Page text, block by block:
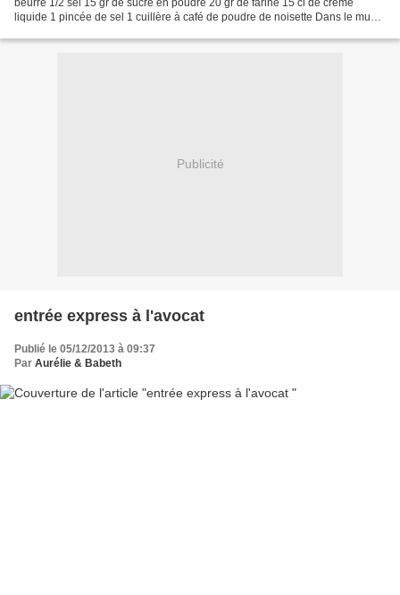
liquide 1 pincée de sel 1 cuillère à café de poudre de noisette Dans le mug,
Publicité
entrée express à l'avocat
Publié le 05/12/2013 à 09:37
Par Aurélie & Babeth